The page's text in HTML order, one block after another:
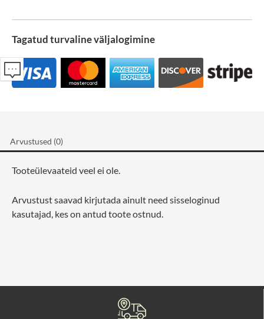
Tagatud turvaline väljalogimine
Arvustused (0)
Tooteülevaateid veel ei ole.
Arvustust saavad kirjutada ainult need sisseloginud
kasutajad, kes on antud toote ostnud.